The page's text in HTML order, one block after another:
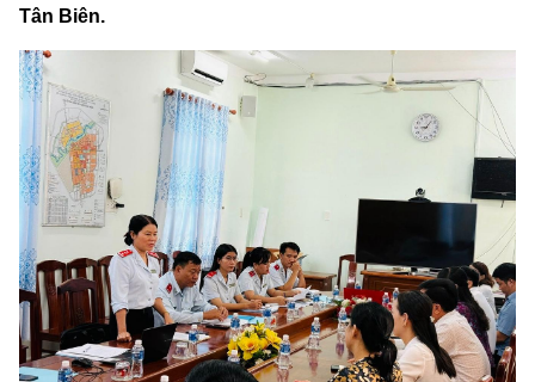
Tân Biên.